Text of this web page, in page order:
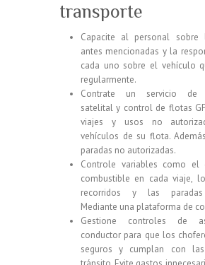
transporte
Capacite al personal sobre
antes mencionadas y la
cada uno sobre el vehículo
regularmente.
Contrate un servicio de
satelital y control de flotas
viajes y usos no
vehículos de su flota.
paradas no autorizadas.
Controle variables como el
combustible en cada viaje,
recorridos y las paradas
Mediante una plataforma de
Gestione controles de
conductor para que los
seguros y cumplan con